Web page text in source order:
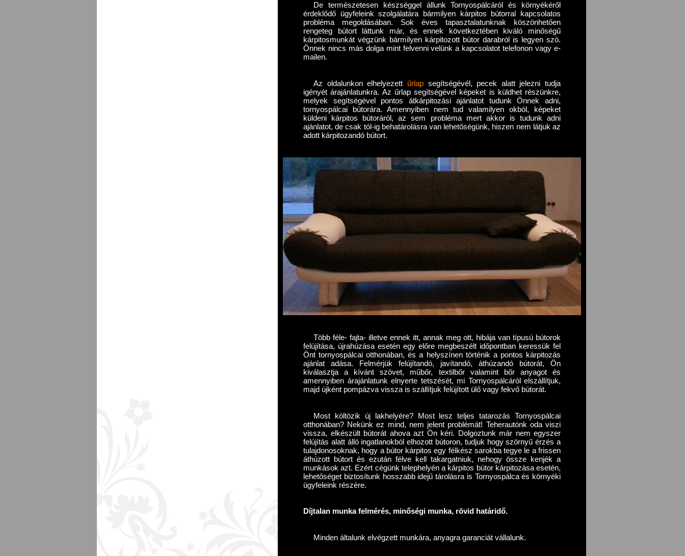
De természetesen készséggel állunk Tornyospálcáról és környékéről
érdeklődő ügyfeleink szolgálatára bármilyen kárpitos bútorral kapcsolatos
probléma megoldásában. Sok éves tapasztalatunknak köszönhetően
rengeteg bútort láttunk már, és ennek következtében kiváló minőségű
kárpitosmunkát végzünk bármilyen kárpitozott bútor darabról is legyen szó.
Önnek nincs más dolga mint felvenni velünk a kapcsolatot telefonon vagy e-
mailen.
Az oldalunkon elhelyezett űrlapsegítségévél, pecek alatt jelezni tudja
igényét árajánlatunkra. Az űrlap segítségével képeket is küldhet részünkre,
melyek segítségével pontos átkárpitozási ajánlatot tudunk Önnek adni,
tornyospálcai bútorára. Amennyiben nem tud valamilyen okból, képeket
küldeni kárpitos bútoráról, az sem probléma mert akkor is tudunk adni
ajánlatot, de csak tól-ig behatárolásra van lehetőségünk, hiszen nem látjuk az
adott kárpitozandó bútort.
Több féle- fajta- illetve ennek itt, annak meg ott, hibája van típusú bútorok
felújítása, újrahúzása esetén egy előre megbeszélt időpontban keressük fel
Önt tornyospálcai otthonában, és a helyszínen történik a pontos kárpitozás
ajánlat adása. Felmérjük felújítandó, javítandó, áthúzandó bútorát, Ön
kiválasztja a kívánt szövet, műbőr, textilbőr valamint bőr anyagot és
amennyiben árajánlatunk elnyerte tetszését, mi Tornyospálcáról elszállítjuk,
majd újként pompázva vissza is szállítjuk felújított ülő vagy fekvő bútorát.
Most költözik új lakhelyére? Most lesz teljes tatarozás Tornyospálcai
otthonában? Nekünk ez mind, nem jelent problémát! Teherautónk oda viszi
vissza, elkészült bútorát ahova azt Ön kéri. Dolgoztunk már nem egyszer
felújítás alatt álló ingatlanokból elhozott bútoron, tudjuk hogy szörnyű érzés a
tulajdonosoknak, hogy a bútor kárpitos egy félkész sarokba tegye le a frissen
áthúzott bútort és ezután félve kell takargatniuk, nehogy össze kenjék a
munkások azt. Ezért cégünk telephelyén a kárpitos bútor kárpitozása esetén,
lehetőséget biztosítunk hosszabb idejű tárolásra is Tornyospálca és környéki
ügyfeleink részére.
Díjtalan munka felmérés, minőségi munka, rövid határidő.
Minden általunk elvégzett munkára, anyagra garanciát vállalunk.